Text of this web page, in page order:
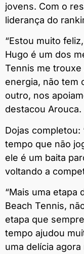
jovens. Com o
liderança do
“Estou muito
Hugo é um dos
Tennis me trouxe
energia, não tem
outro, nos
destacou Arouca.
Dojas completou:
tempo que não
ele é um baita
voltando a
“Mais uma etapa
Beach Tennis,
etapa que
tempo ajudou
uma delícia